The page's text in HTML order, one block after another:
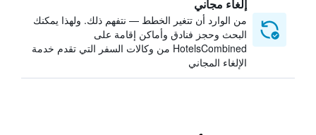
إلغاء مجاني
من الوارد أن تتغير الخطط — نتفهم ذلك. ولهذا يمكنك
البحث وحجز فنادق وأماكن إقامة على
HotelsCombined من وكالات السفر التي تقدم خدمة
الإلغاء المجاني